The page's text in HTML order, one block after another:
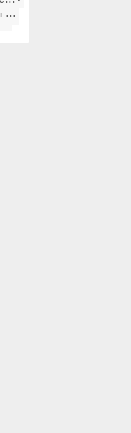
...